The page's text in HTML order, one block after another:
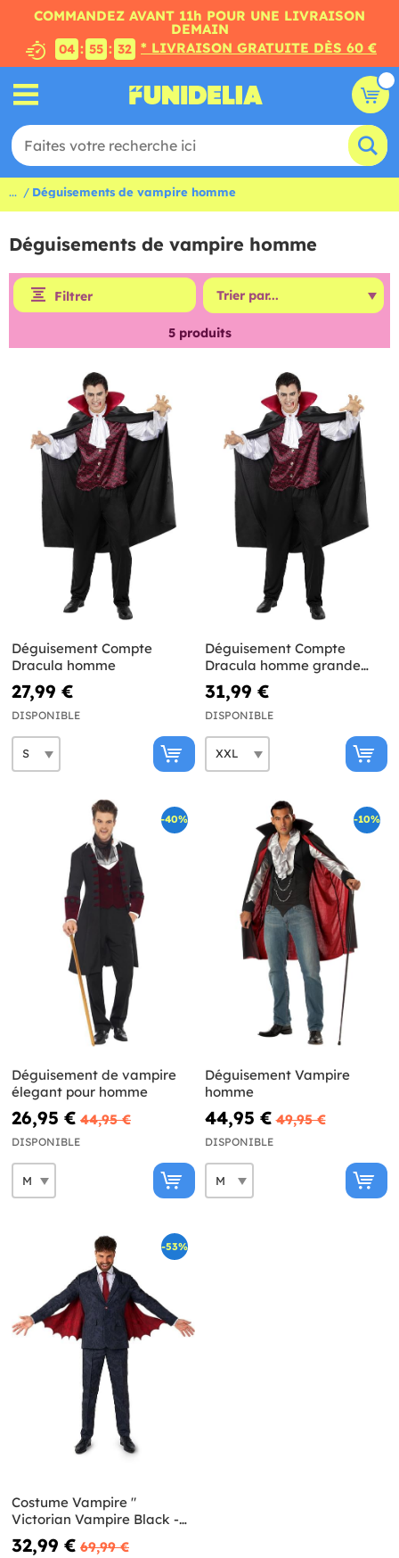
COMMANDEZ AVANT 11h POUR UNE LIVRAISON
DEMAIN
04 : 55 : 31 * LIVRAISON GRATUITE DÈS 60 €
... Déguisements de vampire homme
Déguisements de vampire homme
Filtrer
5produits
Déguisement Compte
Dracula homme
27,99 €
DISPONIBLE
Déguisement Compte
Dracula homme grande
taille
31,99 €
DISPONIBLE
-40%
Déguisement de vampire
élegant pour homme
26,95 € 44,95 €
DISPONIBLE
-10%
Déguisement Vampire
homme
44,95 € 49,95 €
DISPONIBLE
-53%
Costume Vampire "
Victorian Vampire Black -
Suitmeister
32,99 € 69,99 €